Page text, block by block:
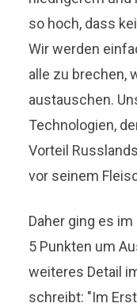
so hoch, dass
Wir werden
alle zu brechen,
austauschen.
Technologien,
Vorteil
vor seinem
Daher ging es
5 Punkten um
weiteres Detail
schreibt: "Im